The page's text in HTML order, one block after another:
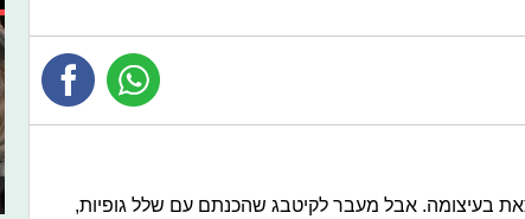
בעיצומה. אבל מעבר לקיטבג שהכנתם עם שלל גופיות,